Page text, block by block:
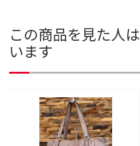
この商品を見た人
います